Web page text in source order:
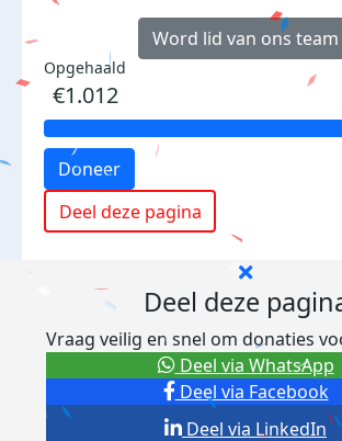
Word lid van ons team
Opgehaald
€1.012
Doneer
Deel deze pagina
Deel deze
Vraag veilig en snel om donaties
Deel via Facebook
Deel via LinkedIn
Deel via WhatsApp